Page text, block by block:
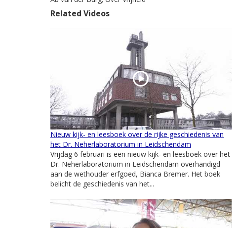
Related Videos
Nieuw kijk- en leesboek over de rijke geschiedenis van
het Dr. Neherlaboratorium in Leidschendam
Vrijdag 6 februari is een nieuw kijk- en leesboek over het
Dr. Neherlaboratorium in Leidschendam overhandigd
aan de wethouder erfgoed, Bianca Bremer. Het boek
belicht de geschiedenis van het...